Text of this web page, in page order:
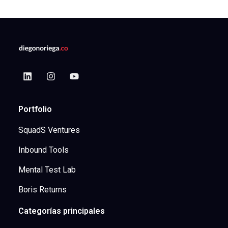
Portfolio
SquadS Ventures
Inbound Tools
Mental Test Lab
Boris Returns
Categorías principales